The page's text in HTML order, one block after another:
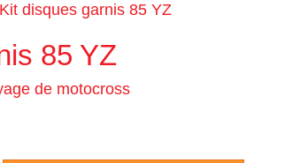
Kit disques garnis 85 YZ
85 YZ
de motocross